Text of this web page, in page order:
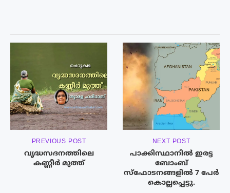
PREVIOUS POST
വൃദ്ധസദനത്തിലെ
കണ്ണീർ മുത്ത്
NEXT POST
പാക്കിസ്ഥാനിൽ ഇരട്ട
ബോംബ്
സ്ഫോടനങ്ങളിൽ 7 പേർ
കൊല്ലപ്പെട്ടു.